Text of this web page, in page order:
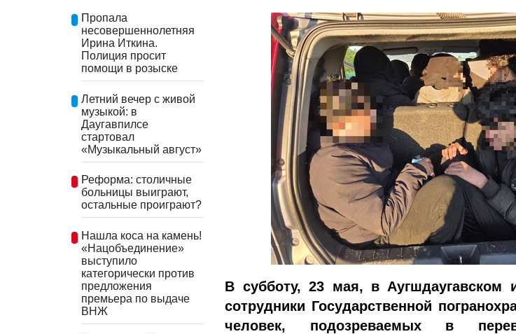
Пропала
несовершеннолетняя
Ирина Иткина.
Полиция просит
помощи в розыске
Летний вечер с живой
музыкой: в
Даугавпилсе
стартовал
«Музыкальный август»
Реформа: столичные
больницы выиграют,
остальные проиграют?
Нашла коса на камень!
«Нацобъединение»
выступило
категорически против
предложения
премьера по выдаче
ВНЖ
В субботу, 23 мая, в Аугшдаугавском
сотрудники Государственной
человек, подозреваемых в